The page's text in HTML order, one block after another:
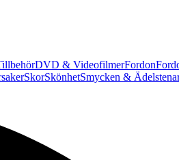
DVD & VideofilmerFordon
SkorSkönhetSmycken &